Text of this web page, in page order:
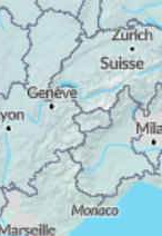
naissent et
meublé de
option d'un